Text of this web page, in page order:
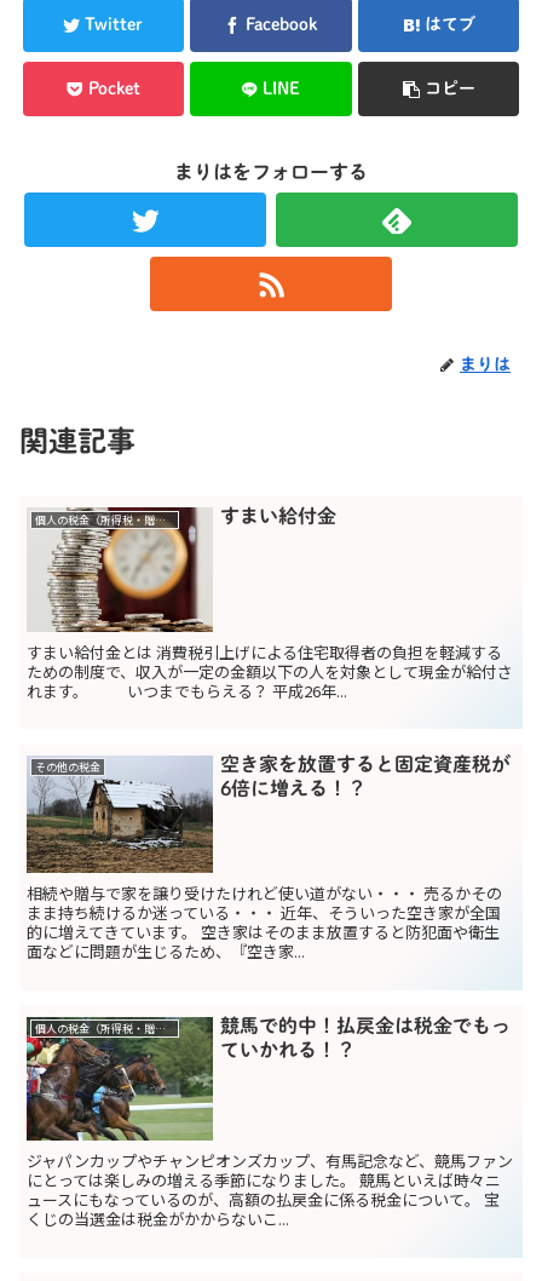
Twitter Facebook はてブ
Pocket LINE コピー
まりはをフォローする
まりは
関連記事
個人の税金（所得税・贈与税） すまい給付金
すまい給付金とは 消費税引上げによる住宅取得者の負担を軽減する
ための制度で、収入が一定の金額以下の人を対象として現金が給付さ
れます。 いつまでもらえる？ 平成26年...
その他の税金
空き家を放置すると固定資産税が
6倍に増える！？
相続や贈与で家を譲り受けたけれど使い道がない・・・ 売るかその
まま持ち続けるか迷っている・・・ 近年、そういった空き家が全国
的に増えてきています。 空き家はそのまま放置すると防犯面や衛生
面などに問題が生じるため、『空き家...
個人の税金（所得税・贈与税）
競馬で的中！払戻金は税金でもっ
ていかれる！？
ジャパンカップやチャンピオンズカップ、有馬記念など、競馬ファン
にとっては楽しみの増える季節になりました。 競馬といえば時々ニ
ュースにもなっているのが、高額の払戻金に係る税金について。 宝
くじの当選金は税金がかからないこ...